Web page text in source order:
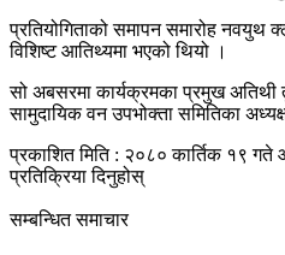
प्रतियोगिताको समापन समारोह नवयुथ
विशिष्ट आतिथ्यमा भएको थियो ।
सो अबसरमा कार्यक्रमका प्रमुख अतिथी
सामुदायिक वन उपभोक्ता समितिका
प्रकाशित मिति : २०८० कार्तिक १९ गते
प्रतिक्रिया दिनुहोस्
सम्बन्धित समाचार